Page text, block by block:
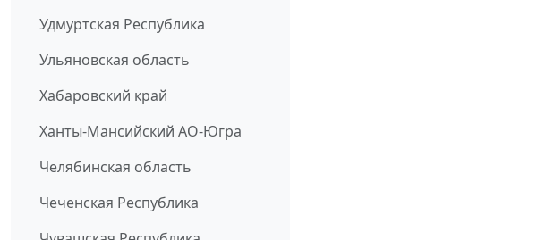
Удмуртская Республика
Ульяновская область
Хабаровский край
Ханты-Мансийский АО-Югра
Челябинская область
Чеченская Республика